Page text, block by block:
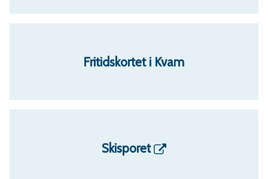
r
Fritidskortet i Kvam
Skisporet